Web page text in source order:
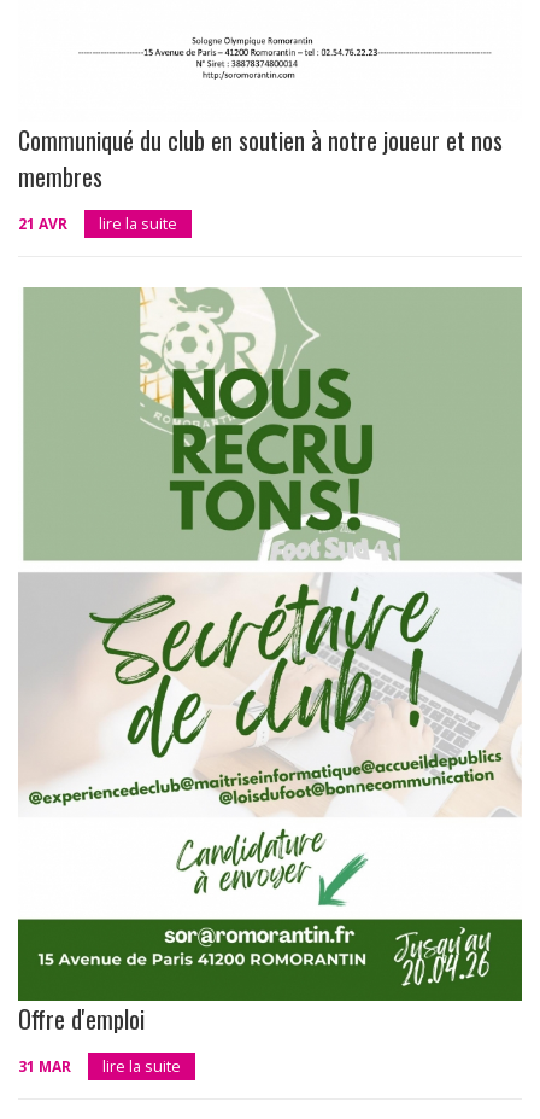
Communiqué du club en soutien à notre joueur et nos
membres
21 AVR lire la suite
Offre d'emploi
31 MAR lire la suite